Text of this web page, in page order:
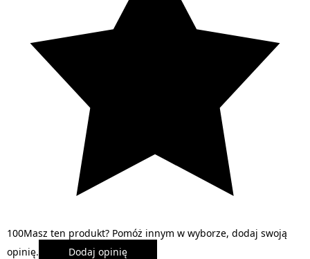
100Masz ten produkt? Pomóż innym w wyborze, dodaj swoją
opinię.
Dodaj opinię